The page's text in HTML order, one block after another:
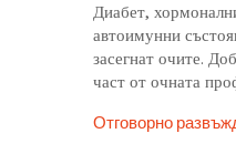
Диабет,
автоимунни
засегнат очите.
част от очната
Отговорно